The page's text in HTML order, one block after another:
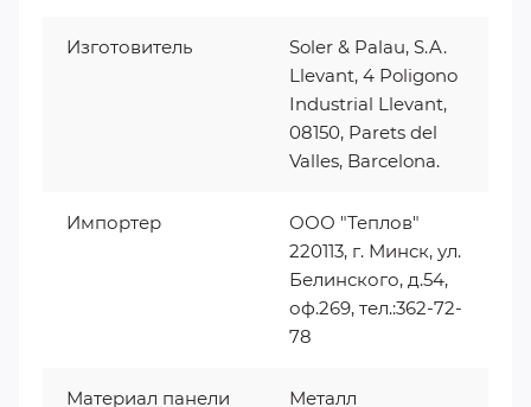
Изготовитель
Soler & Palau, S.A.
Llevant, 4 Poligono
Industrial Llevant,
08150, Parets del
Valles, Barcelona.
Импортер
ООО "Теплов"
220113, г. Минск, ул.
Белинского, д.54,
оф.269, тел.:362-72-
78
Материал панели Металл